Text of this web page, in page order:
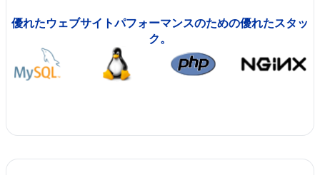
優れたウェブサイトパフォーマンスのための優れたスタッ
ク。